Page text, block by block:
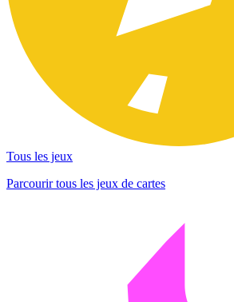
Tous les jeux
Parcourir tous les jeux de cartes